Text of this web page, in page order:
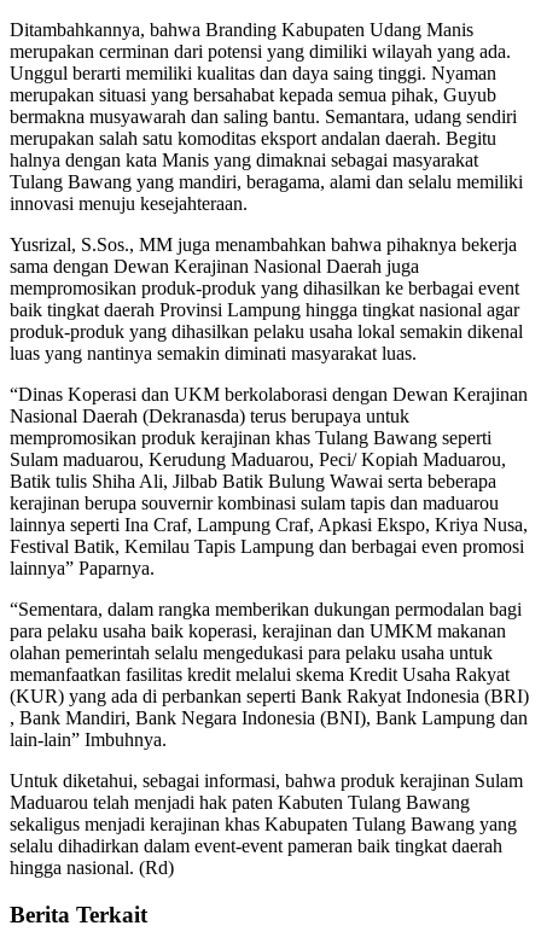
Ditambahkannya, bahwa Branding Kabupaten Udang Manis
merupakan cerminan dari potensi yang dimiliki wilayah yang ada.
Unggul berarti memiliki kualitas dan daya saing tinggi. Nyaman
merupakan situasi yang bersahabat kepada semua pihak, Guyub
bermakna musyawarah dan saling bantu. Semantara, udang sendiri
merupakan salah satu komoditas eksport andalan daerah. Begitu
halnya dengan kata Manis yang dimaknai sebagai masyarakat
Tulang Bawang yang mandiri, beragama, alami dan selalu memiliki
innovasi menuju kesejahteraan.
Yusrizal, S.Sos., MM juga menambahkan bahwa pihaknya bekerja
sama dengan Dewan Kerajinan Nasional Daerah juga
mempromosikan produk-produk yang dihasilkan ke berbagai event
baik tingkat daerah Provinsi Lampung hingga tingkat nasional agar
produk-produk yang dihasilkan pelaku usaha lokal semakin dikenal
luas yang nantinya semakin diminati masyarakat luas.
“Dinas Koperasi dan UKM berkolaborasi dengan Dewan Kerajinan
Nasional Daerah (Dekranasda) terus berupaya untuk
mempromosikan produk kerajinan khas Tulang Bawang seperti
Sulam maduarou, Kerudung Maduarou, Peci/ Kopiah Maduarou,
Batik tulis Shiha Ali, Jilbab Batik Bulung Wawai serta beberapa
kerajinan berupa souvernir kombinasi sulam tapis dan maduarou
lainnya seperti Ina Craf, Lampung Craf, Apkasi Ekspo, Kriya Nusa,
Festival Batik, Kemilau Tapis Lampung dan berbagai even promosi
lainnya” Paparnya.
“Sementara, dalam rangka memberikan dukungan permodalan bagi
para pelaku usaha baik koperasi, kerajinan dan UMKM makanan
olahan pemerintah selalu mengedukasi para pelaku usaha untuk
memanfaatkan fasilitas kredit melalui skema Kredit Usaha Rakyat
(KUR) yang ada di perbankan seperti Bank Rakyat Indonesia (BRI)
, Bank Mandiri, Bank Negara Indonesia (BNI), Bank Lampung dan
lain-lain” Imbuhnya.
Untuk diketahui, sebagai informasi, bahwa produk kerajinan Sulam
Maduarou telah menjadi hak paten Kabuten Tulang Bawang
sekaligus menjadi kerajinan khas Kabupaten Tulang Bawang yang
selalu dihadirkan dalam event-event pameran baik tingkat daerah
hingga nasional. (Rd)
Berita Terkait